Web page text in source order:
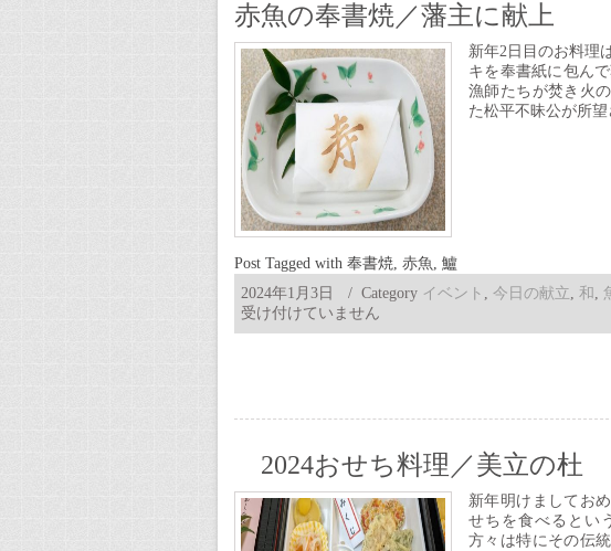
赤魚の奉書焼／藩主に献上
新年2日目のお料理
キを奉書紙に包ん
漁師たちが焚き火
た松平不昧公が所
Post Tagged with 奉書焼, 赤魚, 鱸
2024年1月3日
/ Category イベント , 今日の献立, 和 ,
受け付けていません
2024おせち料理／美立の杜
新年明けましてお
せちを食べるとい
方々は特にその伝